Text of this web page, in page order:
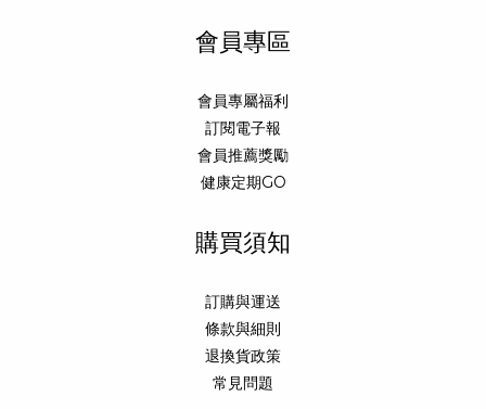
會員專區
會員專屬福利
訂閱電子報
會員推薦獎勵
健康定期GO
購買須知
訂購與運送
條款與細則
退換貨政策
常見問題